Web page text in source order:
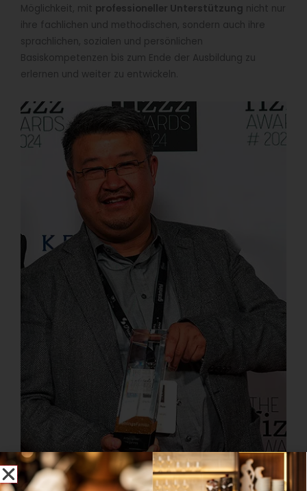
Möglichkeit, mit professioneller Unterstützung nicht nur
ihre fachlichen und methodischen, sondern auch ihre
sprachlichen, sozialen und persönlichen
Basiskompetenzen bis zum Ende der Ausbildung zu
erlernen und weiter zu entwickeln.